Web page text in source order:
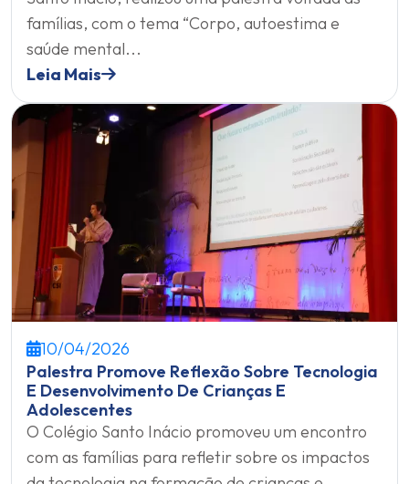
famílias, com o tema “Corpo, autoestima e
saúde mental...
Leia Mais
10/04/2026
Palestra Promove Reflexão Sobre Tecnologia
E Desenvolvimento De Crianças E
Adolescentes
O Colégio Santo Inácio promoveu um encontro
com as famílias para refletir sobre os impactos